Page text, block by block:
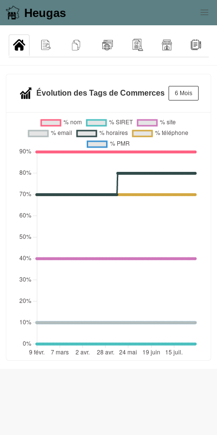
Heugas
Évolution des Tags de Commerces 6 Mois